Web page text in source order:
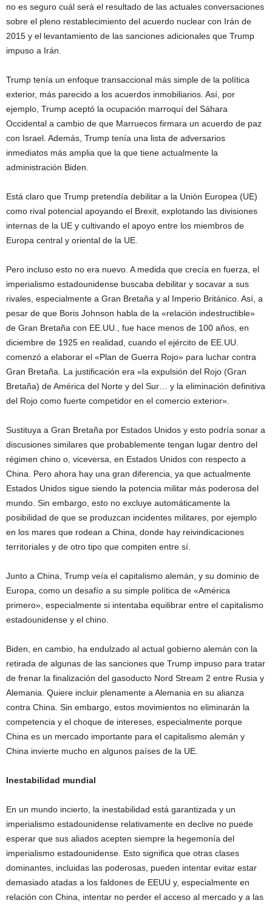
no es seguro cuál será el resultado de las actuales conversaciones
sobre el pleno restablecimiento del acuerdo nuclear con Irán de
2015 y el levantamiento de las sanciones adicionales que Trump
impuso a Irán.
Trump tenía un enfoque transaccional más simple de la política
exterior, más parecido a los acuerdos inmobiliarios. Así, por
ejemplo, Trump aceptó la ocupación marroquí del Sáhara
Occidental a cambio de que Marruecos firmara un acuerdo de paz
con Israel. Además, Trump tenía una lista de adversarios
inmediatos más amplia que la que tiene actualmente la
administración Biden.
Está claro que Trump pretendía debilitar a la Unión Europea (UE)
como rival potencial apoyando el Brexit, explotando las divisiones
internas de la UE y cultivando el apoyo entre los miembros de
Europa central y oriental de la UE.
Pero incluso esto no era nuevo. A medida que crecía en fuerza, el
imperialismo estadounidense buscaba debilitar y socavar a sus
rivales, especialmente a Gran Bretaña y al Imperio Británico. Así, a
pesar de que Boris Johnson habla de la «relación indestructible»
de Gran Bretaña con EE.UU., fue hace menos de 100 años, en
diciembre de 1925 en realidad, cuando el ejército de EE.UU.
comenzó a elaborar el «Plan de Guerra Rojo» para luchar contra
Gran Bretaña. La justificación era «la expulsión del Rojo (Gran
Bretaña) de América del Norte y del Sur… y la eliminación definitiva
del Rojo como fuerte competidor en el comercio exterior».
Sustituya a Gran Bretaña por Estados Unidos y esto podría sonar a
discusiones similares que probablemente tengan lugar dentro del
régimen chino o, viceversa, en Estados Unidos con respecto a
China. Pero ahora hay una gran diferencia, ya que actualmente
Estados Unidos sigue siendo la potencia militar más poderosa del
mundo. Sin embargo, esto no excluye automáticamente la
posibilidad de que se produzcan incidentes militares, por ejemplo
en los mares que rodean a China, donde hay reivindicaciones
territoriales y de otro tipo que compiten entre sí.
Junto a China, Trump veía el capitalismo alemán, y su dominio de
Europa, como un desafío a su simple política de «América
primero», especialmente si intentaba equilibrar entre el capitalismo
estadounidense y el chino.
Biden, en cambio, ha endulzado al actual gobierno alemán con la
retirada de algunas de las sanciones que Trump impuso para tratar
de frenar la finalización del gasoducto Nord Stream 2 entre Rusia y
Alemania. Quiere incluir plenamente a Alemania en su alianza
contra China. Sin embargo, estos movimientos no eliminarán la
competencia y el choque de intereses, especialmente porque
China es un mercado importante para el capitalismo alemán y
China invierte mucho en algunos países de la UE.
Inestabilidad mundial
En un mundo incierto, la inestabilidad está garantizada y un
imperialismo estadounidense relativamente en declive no puede
esperar que sus aliados acepten siempre la hegemonía del
imperialismo estadounidense. Esto significa que otras clases
dominantes, incluidas las poderosas, pueden intentar evitar estar
demasiado atadas a los faldones de EEUU y, especialmente en
relación con China, intentar no perder el acceso al mercado y a las